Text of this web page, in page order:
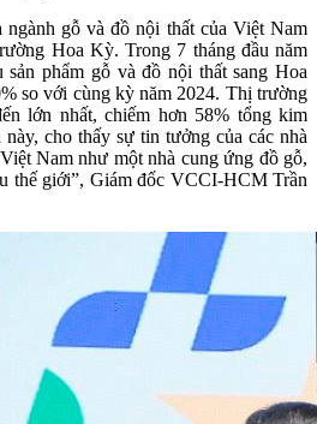
ngành gỗ và đồ nội thất của Việt Nam
Hoa Kỳ. Trong 7 tháng đầu năm
sản phẩm gỗ và đồ nội thất sang Hoa
so với cùng kỳ năm 2024. Thị trường
lớn nhất, chiếm hơn 58% tổng kim
cho thấy sự tin tưởng của các nhà
Nam như một nhà cung ứng đồ gỗ,
thế giới”, Giám đốc VCCI-HCM Trần